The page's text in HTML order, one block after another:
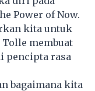
Power of Now.
kita untuk
membuat
pencipta rasa
bagaimana kita